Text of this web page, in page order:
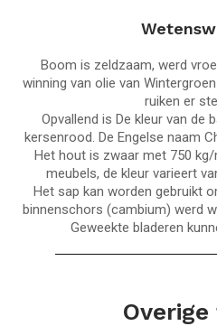
Boom is zeldzaam, werd
winning van olie van
ruiken er
Opvallend is De kleur van de
kersenrood. De Engelse naam
Het hout is zwaar met 750
meubels, de kleur varieert
Het sap kan worden gebruikt
binnenschors (cambium) werd
Geweekte bladeren